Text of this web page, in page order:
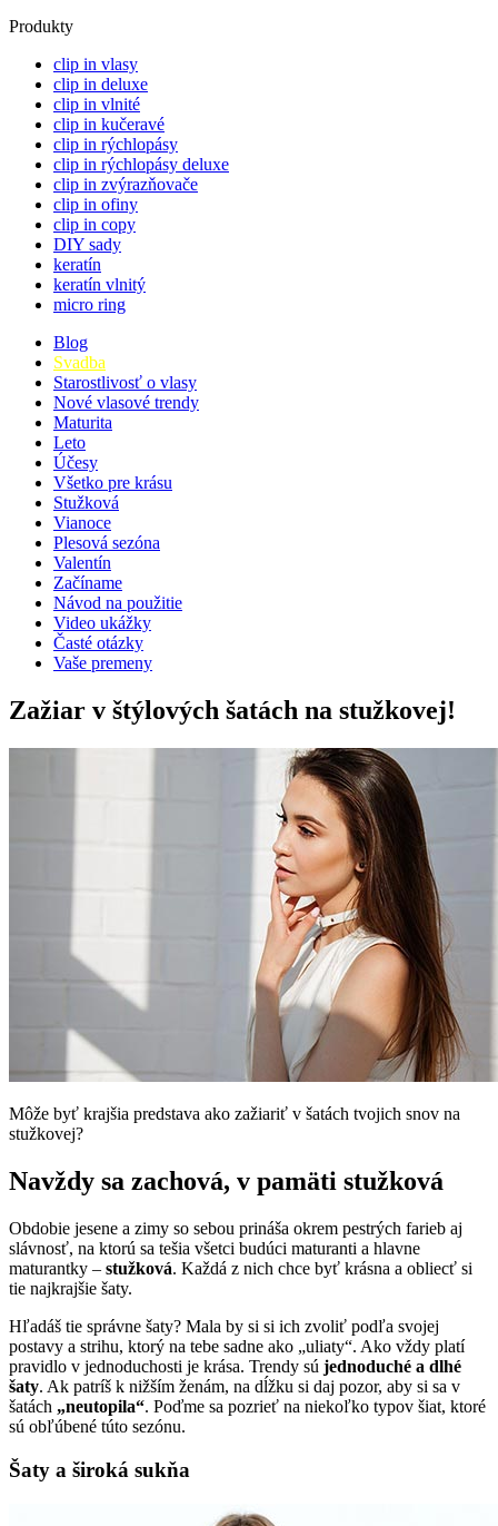
Produkty
clip in vlasy
clip in deluxe
clip in vlnité
clip in kučeravé
clip in rýchlopásy
clip in rýchlopásy deluxe
clip in zvýrazňovače
clip in ofiny
clip in copy
DIY sady
keratín
keratín vlnitý
micro ring
Blog
Svadba
Starostlivosť o vlasy
Nové vlasové trendy
Maturita
Leto
Účesy
Všetko pre krásu
Stužková
Vianoce
Plesová sezóna
Valentín
Začíname
Návod na použitie
Video ukážky
Časté otázky
Vaše premeny
Zažiar v štýlových šatách na stužkovej!
Môže byť krajšia predstava ako zažiariť v šatách tvojich snov na
stužkovej?
Navždy sa zachová, v pamäti stužková
Obdobie jesene a zimy so sebou prináša okrem pestrých farieb aj
slávnosť, na ktorú sa tešia všetci budúci maturanti a hlavne
maturantky – stužková. Každá z nich chce byť krásna a obliecť si
tie najkrajšie šaty.
Hľadáš tie správne šaty? Mala by si si ich zvoliť podľa svojej
postavy a strihu, ktorý na tebe sadne ako „uliaty“. Ako vždy platí
pravidlo v jednoduchosti je krása. Trendy sú jednoduché a dlhé
šaty. Ak patríš k nižším ženám, na dĺžku si daj pozor, aby si sa v
šatách „neutopila“. Poďme sa pozrieť na niekoľko typov šiat, ktoré
sú obľúbené túto sezónu.
Šaty a široká sukňa